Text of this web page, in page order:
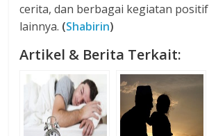
cerita, dan berbagai kegiatan positif
lainnya. (Shabirin)
Artikel & Berita Terkait: